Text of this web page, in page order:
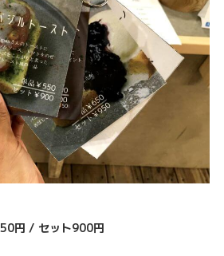
円 / セット900円